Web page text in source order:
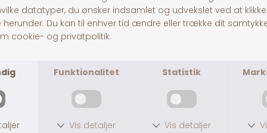
Jolly Paw Snackbold
Dogman Plys Kanin 18 cm, Blå